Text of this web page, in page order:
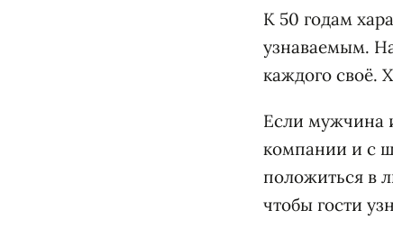
К 50 годам
узнаваемым.
каждого своё.
Если мужчина
компании и с
положиться в
чтобы гости